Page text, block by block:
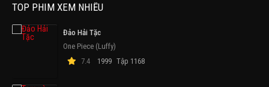
TOP PHIM XEM NHIỀU
Đảo Hải Tặc
One Piece (Luffy)
7.4
1999 Tập 1168